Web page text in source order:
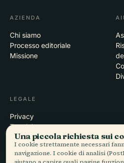
AZIENDA
Chi siamo
Processo editoriale
Missione
LEGALE
Privacy
Termini
Impostazioni cookie
Elimina account
Una piccola richiesta sui
I cookie strettamente necessari
navigazione. I cookie di analisi